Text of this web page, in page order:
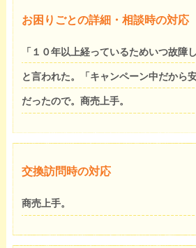
お困りごとの詳細・相談時の対応
「１０年以上経っているためいつ故障
と言われた。「キャンペーン中だから
だったので。商売上手。
交換訪問時の対応
商売上手。